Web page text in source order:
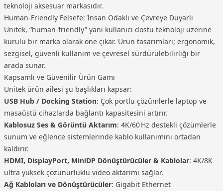
teknoloji aksesuar markasıdır.
Human‑Friendly Felsefe: İnsan Odaklı ve Çevreye Duyarlı
Unitek, “human‑friendly” yani kullanıcı dostu teknoloji üzerine
kurulu bir marka olarak öne çıkar. Ürün tasarımları; ergonomik,
sezgisel, güvenli kullanım ve çevresel sürdürülebilirliği bir
arada sunar.
Kapsamlı ve Güvenilir Ürün Gamı
Unitek ürün ailesi şu başlıkları kapsar:
USB Hub / Docking Station: Çok portlu çözümlerle laptop ve
masaüstü cihazlarda bağlantı kapasitesini artırır.
Kablosuz Ses & Görüntü Aktarım: 4K/60 Hz destekli çözümlerle
sunum ve eğlence sistemlerinde kablo kullanımını ortadan
kaldırır.
HDMI, DisplayPort, MiniDP Dönüştürücüler & Kablolar: 4K/8K
ultra yüksek çözünürlüklü video aktarımı sağlar.
Ağ Kabloları ve Dönüştürücüler: Gigabit Ethernet